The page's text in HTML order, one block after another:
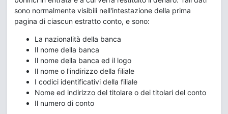
sono normalmente visibili nell'intestazione della prima
pagina di ciascun estratto conto, e sono:
La nazionalità della banca
Il nome della banca
Il nome della banca ed il logo
Il nome o l'indirizzo della filiale
I codici identificativi della filiale
Nome ed indirizzo del titolare o dei titolari del conto
Il numero di conto